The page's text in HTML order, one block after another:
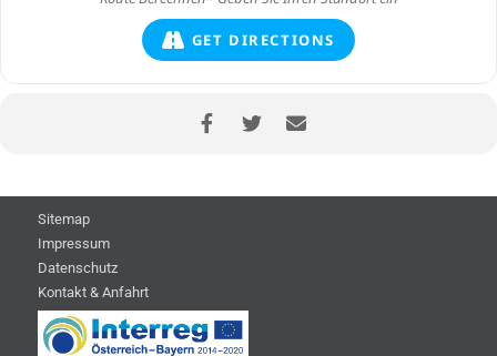
GET DIRECTIONS
Sitemap
Impressum
Datenschutz
Kontakt & Anfahrt